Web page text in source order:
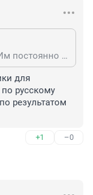
Гость, да уже нервов не хватает. Им постоянно указывают на ошибки, потому что они в каждом тексте и не по разу! Ну возьмите вы другого человека, если этот не на своём месте сидит и в школе плохо учился!
для
русскому
результатом
+1 –0